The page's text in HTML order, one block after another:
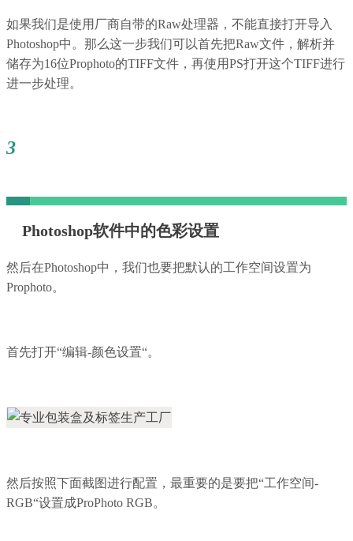
如果我们是使用厂商自带的Raw处理器，不能直接打开导入
Photoshop中。那么这一步我们可以首先把Raw文件，解析并
储存为16位Prophoto的TIFF文件，再使用PS打开这个TIFF进行
进一步处理。
3
Photoshop软件中的色彩设置
然后在Photoshop中，我们也要把默认的工作空间设置为
Prophoto。
首先打开“编辑-颜色设置“。
然后按照下面截图进行配置，最重要的是要把“工作空间-
RGB“设置成ProPhoto RGB。